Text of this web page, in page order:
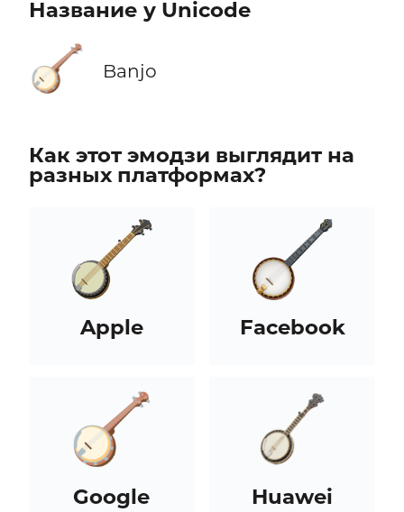
Название у Unicode
🪕 Banjo
Как этот эмодзи выглядит на
разных платформах?
Apple Facebook
Google Huawei